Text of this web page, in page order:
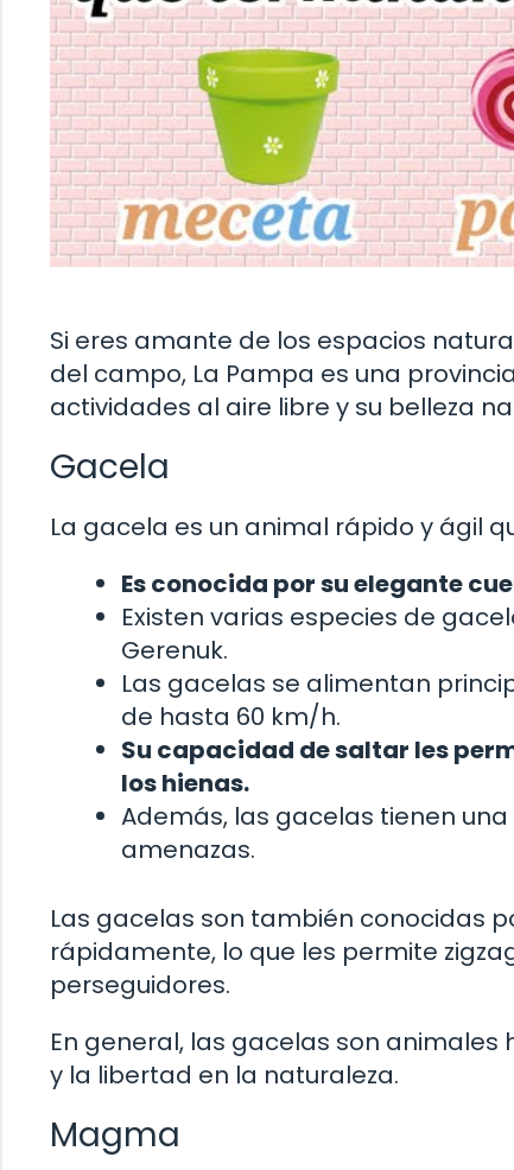
Si eres amante de los espacios
del campo, La Pampa es una
actividades al aire libre y su belleza
Gacela
La gacela es un animal rápido y ágil
Es conocida por su elegante
Existen varias especies de
Gerenuk.
Las gacelas se alimentan
de hasta 60 km/h.
Su capacidad de saltar les
los hienas.
Además, las gacelas tienen
amenazas.
Las gacelas son también conocidas
rápidamente, lo que les permite
perseguidores.
En general, las gacelas son
y la libertad en la naturaleza.
Magma